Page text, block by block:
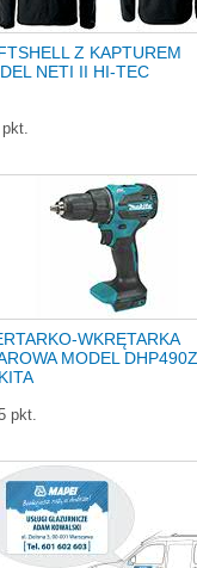
Z KAPTUREM
NETI II HI-TEC
WKRĘTARKA
MODEL DHP490Z
pkt.